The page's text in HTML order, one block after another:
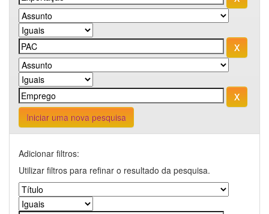
Iniciar uma nova pesquisa
Adicionar filtros:
Utilizar filtros para refinar o resultado da pesquisa.